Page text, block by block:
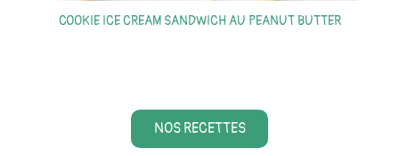
COOKIE ICE CREAM SANDWICH AU PEANUT BUTTER
NOS RECETTES